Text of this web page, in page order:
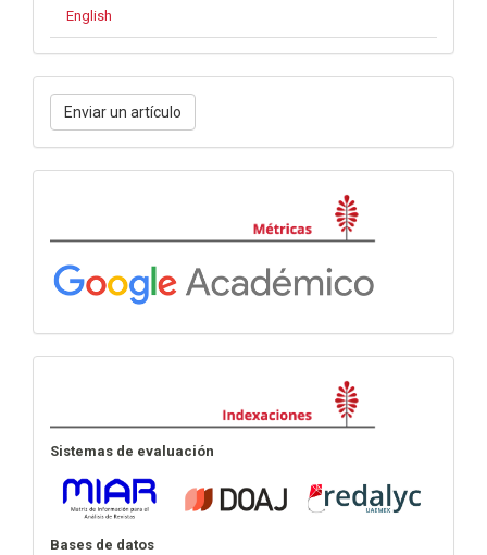
English
Enviar
un
artículo
Enviar un artículo
Sistemas de evaluación
Bases de datos